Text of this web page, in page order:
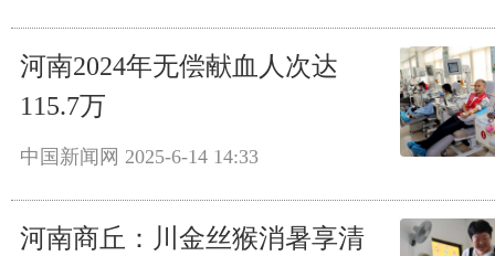
河南2024年无偿献血人次达
115.7万
中国新闻网 2025-6-14 14:33
河南商丘：川金丝猴消暑享清